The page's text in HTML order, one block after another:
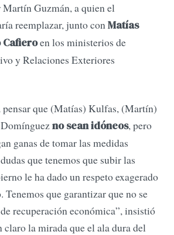
Martín Guzmán, a quien el
reemplazar, junto conMatías
Cafieroen los ministerios de
y Relaciones Exteriores
pensar que (Matías) Kulfas, (Martín)
no sean idóneos, pero
ganas de tomar las medidas
que tenemos que subir las
le ha dado un respeto exagerado
Tenemos que garantizar que no se
recuperación económica”, insistió
claro la mirada que el ala dura del